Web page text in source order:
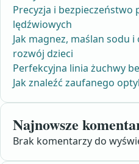
Precyzja i bezpieczeństwo
lędźwiowych
Jak magnez, maślan sodu
rozwój dzieci
Perfekcyjna linia żuchwy
Jak znaleźć zaufanego
Najnowsze
Brak komentarzy do